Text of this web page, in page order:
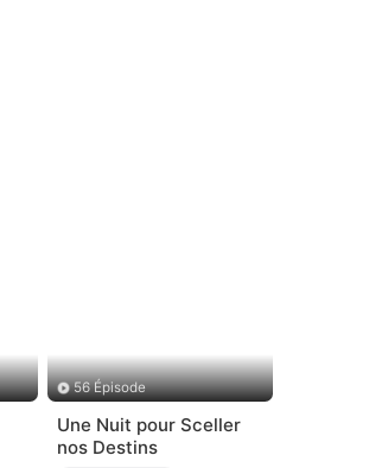
56 Épisode
Une Nuit pour Sceller
nos Destins